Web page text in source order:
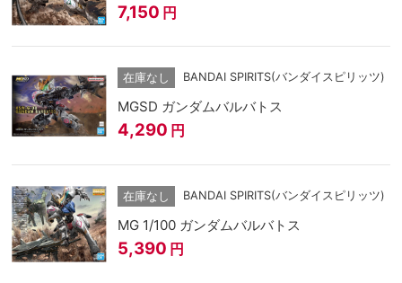
7,150 円
在庫なし BANDAI SPIRITS(バンダイスピリッツ)
MGSD ガンダムバルバトス
4,290 円
在庫なし BANDAI SPIRITS(バンダイスピリッツ)
MG 1/100 ガンダムバルバトス
5,390 円